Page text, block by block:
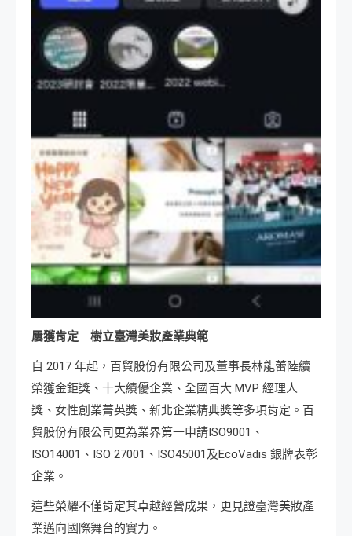
屢獲肯定 樹立臺灣美妝產業典範
自 2017 年起，百貿股份有限公司及董事長林能蕾陸續
榮獲金鉅獎、十大績優企業、全國百大 MVP 經理人
獎、女性創業菁英獎、新北企業精典獎等多項肯定。百
貿股份有限公司更為業界第一申請ISO9001、
ISO14001、ISO 27001、ISO45001及EcoVadis 銀牌表彰
企業。
這些榮耀不僅肯定其卓越經營成果，更見證臺灣美妝產
業邁向國際舞台的實力。